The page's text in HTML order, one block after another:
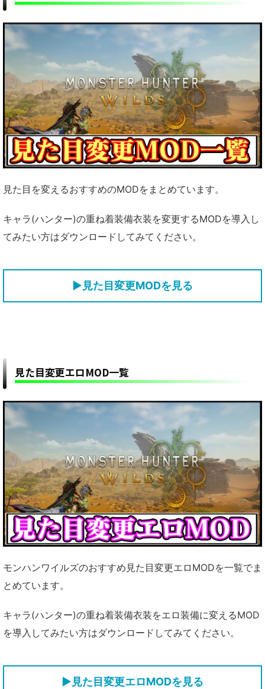
見た目を変えるおすすめのMODをまとめています。
キャラ(ハンター)の重ね着装備衣装を変更するMODを導入し
てみたい方はダウンロードしてみてください。
▶見た目変更MODを見る
見た目変更エロMOD一覧
モンハンワイルズのおすすめ見た目変更エロMODを一覧でま
とめています。
キャラ(ハンター)の重ね着装備衣装をエロ装備に変えるMOD
を導入してみたい方はダウンロードしてみてください。
▶見た目変更エロMODを見る